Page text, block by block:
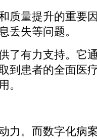
质量提升的重要
丢失等问题。
有力支持。它
到患者的全面医
。
力。而数字化病